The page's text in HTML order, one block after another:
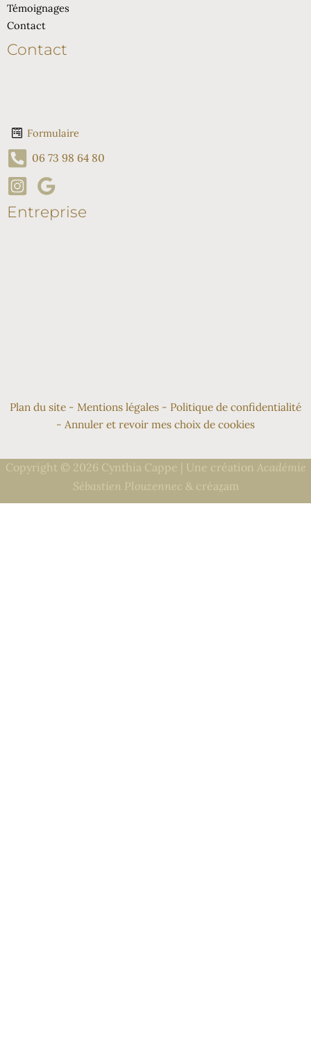
Témoignages
Contact
Contact
Formulaire
06 73 98 64 80
Entreprise
Plan du site - Mentions légales - Politique de confidentialité
- Annuler et revoir mes choix de cookies
Copyright © 2026 Cynthia Cappe | Une création Académie
Sébastien Plouzennec & créaẕam